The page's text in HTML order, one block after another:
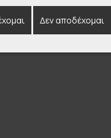
Δεν αποδέχομαι